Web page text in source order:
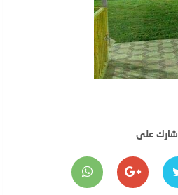
شارك على